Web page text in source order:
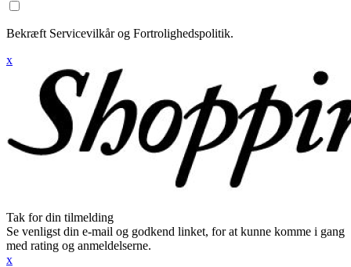
Bekræft Servicevilkår og Fortrolighedspolitik.
x
Tak for din tilmelding
Se venligst din e-mail og godkend linket, for at kunne komme i gang
med rating og anmeldelserne.
x